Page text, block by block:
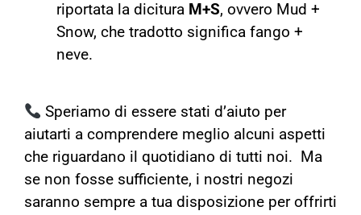
riportata la dicitura M+S, ovvero Mud +
Snow, che tradotto significa fango +
neve.
Speriamo di essere stati d’aiuto per
aiutarti a comprendere meglio alcuni aspetti
che riguardano il quotidiano di tutti noi. Ma
se non fosse sufficiente, i nostri negozi
saranno sempre a tua disposizione per offrirti